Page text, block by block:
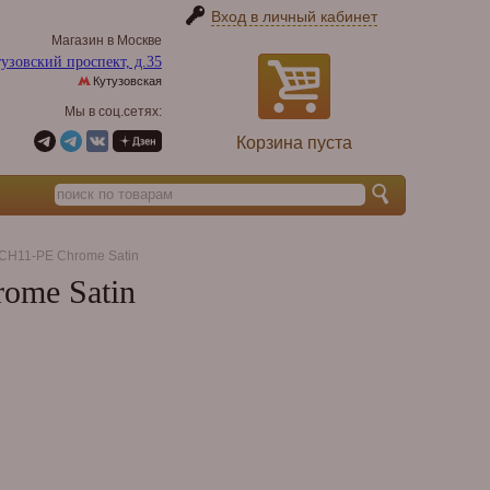
Вход в личный кабинет
Корзина пуста
Магазин в Москве
проспект, д.35
Кутузовская
Мы в соц.сетях:
PE Chrome Satin
Satin